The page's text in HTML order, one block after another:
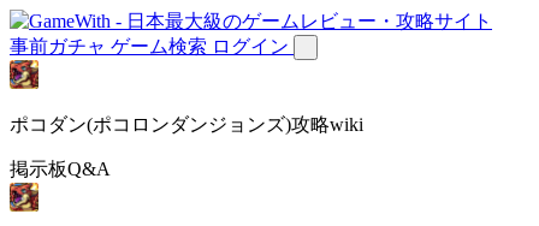
事前ガチャ ゲーム検索 ログイン
ポコダン(ポコロンダンジョンズ)攻略wiki
掲示板Q&A